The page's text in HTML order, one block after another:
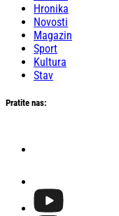
Hronika
Novosti
Magazin
Sport
Kultura
Stav
Pratite nas: